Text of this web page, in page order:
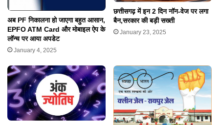
अब PF निकालना हो जाएगा बहुत आसान,
EPFO ATM Card और मोबाइल ऐप के
लॉन्च पर आया अपडेट
January 4, 2025
छत्तीसगढ़ में इन 2 दिन नॉन-वेज पर लगा
बैन,सरकार की बड़ी सख्ती
January 23, 2025